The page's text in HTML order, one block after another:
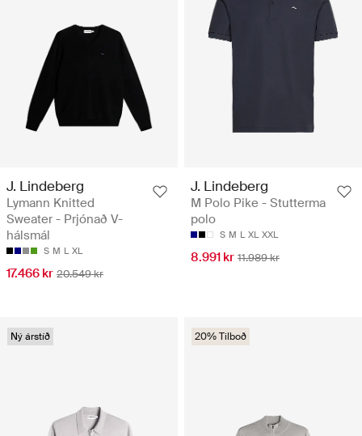
J. Lindeberg
Lymann Knitted
Sweater - Prjónað V-
hálsmál
S M L XL
17.466 kr 20.549 kr
J. Lindeberg
M Polo Pike - Stutterma
polo
S M L XL XXL
8.991 kr 11.989 kr
Ný árstíð 20% Tilboð